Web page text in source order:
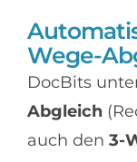
Wege-
DocBits
Abgleich
auch den 3-